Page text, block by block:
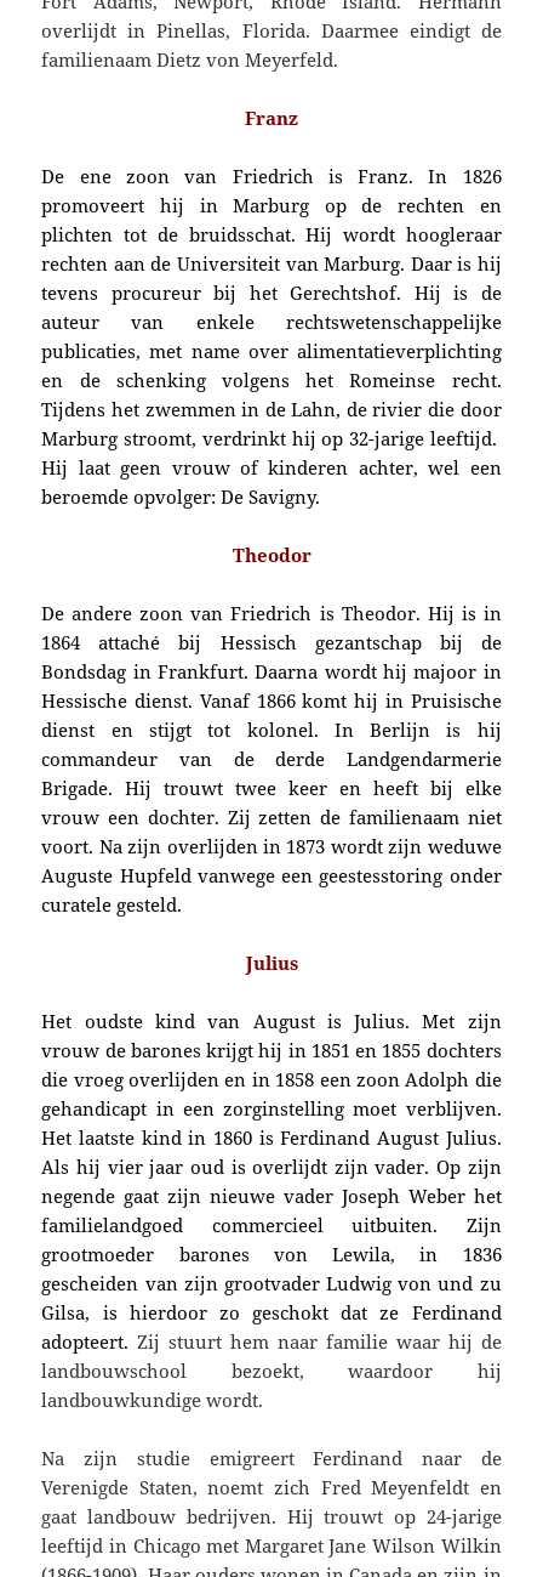
overlijdt in Pinellas, Florida. Daarmee eindigt de
familienaam Dietz von Meyerfeld.
Franz
De ene zoon van Friedrich is Franz. In 1826
promoveert hij in Marburg op de rechten en
plichten tot de bruidsschat. Hij wordt hoogleraar
rechten aan de Universi­teit van Marburg. Daar is hij
tevens procu­reur bij het Ge­rechtshof. Hij is de
auteur van enkele rechtswetenschappelijke
publicaties, met name over alimentatieverplichting
en de schenking volgens het Romeinse recht.
Tijdens het zwemmen in de Lahn, de rivier die door
Marburg stroomt, verdrinkt hij op 32-jarige leeftijd.
Hij laat geen vrouw of kinderen achter, wel een
beroemde opvolger: De Savigny.
Theodor
De andere zoon van Friedrich is Theodor. Hij is in
1864 attaché bij Hessisch gezantschap bij de
Bondsdag in Frankfurt. Daarna wordt hij majoor in
Hessische dienst. Vanaf 1866 komt hij in Prui­sische
dienst en stijgt tot kolonel. In Berlijn is hij
commandeur van de derde Landgendarmerie
Brigade. Hij trouwt twee keer en heeft bij elke
vrouw een dochter. Zij zetten de familienaam niet
voort. Na zijn overlijden in 1873 wordt zijn weduwe
Auguste Hupfeld vanwege een geestesstoring onder
curatele gesteld.
Julius
Het oudste kind van August is Julius. Met zijn
vrouw de barones krijgt hij in 1851 en 1855 dochters
die vroeg overlijden en in 1858 een zoon Adolph die
gehandicapt in een zorginstelling moet verblijven.
Het laatste kind in 1860 is Ferdinand August Julius.
Als hij vier jaar oud is overlijdt zijn vader. Op zijn
negende gaat zijn nieuwe vader Joseph Weber het
familielandgoed commercieel uitbuiten. Zijn
grootmoeder barones von Lewila, in 1836
gescheiden van zijn grootvader Ludwig von und zu
Gilsa, is hierdoor zo geschokt dat ze Ferdinand
adopteert.Zij stuurt hem naar familie waar hij de
landbouwschool bezoekt, waardoor hij
landbouwkundige wordt.
Na zijn studie emigreert Ferdinand naar de
Verenigde Staten, noemt zich Fred Meyenfeldt en
gaat landbouw bedrijven. Hij trouwt op 24-jarige
leeftijd in Chicago met Margaret Jane Wilson Wilkin